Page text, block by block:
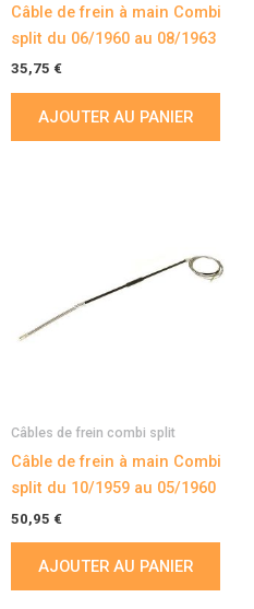
Câble de frein à main Combi
split du 06/1960 au 08/1963
35,75 €
AJOUTER AU PANIER
Câbles de frein combi split
Câble de frein à main Combi
split du 10/1959 au 05/1960
50,95 €
AJOUTER AU PANIER